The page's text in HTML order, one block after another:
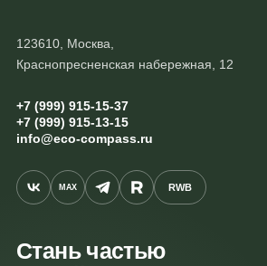
123610, Москва,
Краснопресненская набережная, 12
+7 (999) 915-15-37
+7 (999) 915-13-15
info@eco-compass.ru
MAX RWB
Стань частью